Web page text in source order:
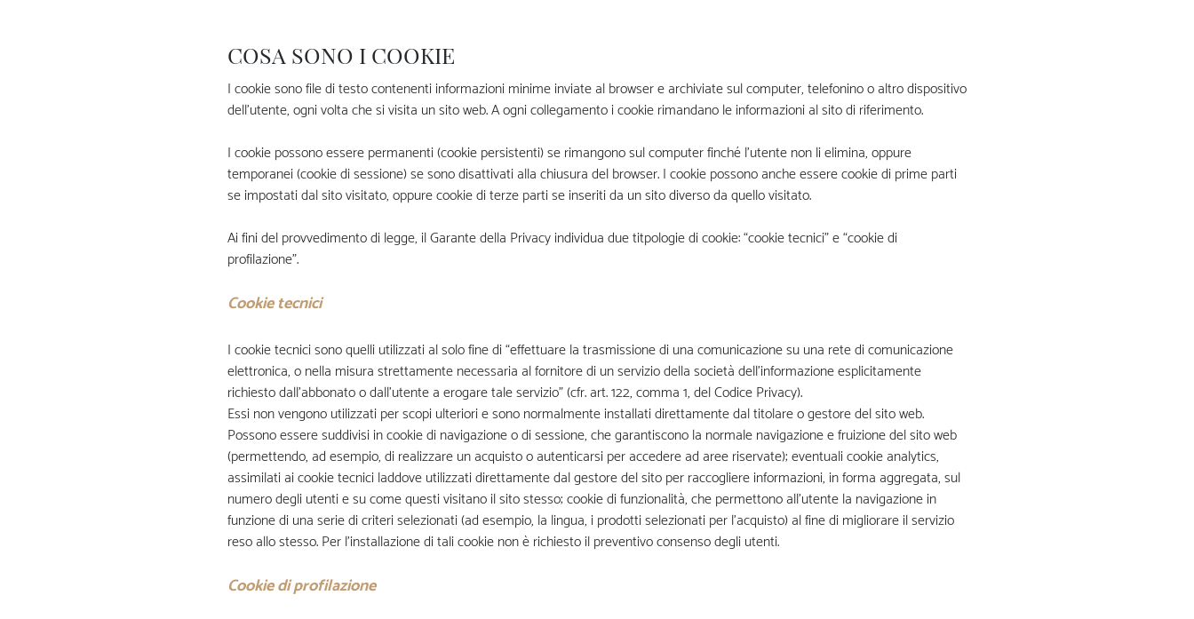
COSA SONO I COOKIE
I cookie sono file di testo contenenti informazioni minime inviate al browser e archiviate sul computer, telefonino o altro dispositivo
dell’utente, ogni volta che si visita un sito web. A ogni collegamento i cookie rimandano le informazioni al sito di riferimento.
I cookie possono essere permanenti (cookie persistenti) se rimangono sul computer finché l’utente non li elimina, oppure
temporanei (cookie di sessione) se sono disattivati alla chiusura del browser. I cookie possono anche essere cookie di prime parti
se impostati dal sito visitato, oppure cookie di terze parti se inseriti da un sito diverso da quello visitato.
Ai fini del provvedimento di legge, il Garante della Privacy individua due titpologie di cookie: “cookie tecnici” e “cookie di
profilazione”.
Cookie tecnici
I cookie tecnici sono quelli utilizzati al solo fine di “effettuare la trasmissione di una comunicazione su una rete di comunicazione
elettronica, o nella misura strettamente necessaria al fornitore di un servizio della società dell’informazione esplicitamente
richiesto dall’abbonato o dall’utente a erogare tale servizio” (cfr. art. 122, comma 1, del Codice Privacy).
Essi non vengono utilizzati per scopi ulteriori e sono normalmente installati direttamente dal titolare o gestore del sito web.
Possono essere suddivisi in cookie di navigazione o di sessione, che garantiscono la normale navigazione e fruizione del sito web
(permettendo, ad esempio, di realizzare un acquisto o autenticarsi per accedere ad aree riservate); eventuali cookie analytics,
assimilati ai cookie tecnici laddove utilizzati direttamente dal gestore del sito per raccogliere informazioni, in forma aggregata, sul
numero degli utenti e su come questi visitano il sito stesso; cookie di funzionalità, che permettono all’utente la navigazione in
funzione di una serie di criteri selezionati (ad esempio, la lingua, i prodotti selezionati per l’acquisto) al fine di migliorare il servizio
reso allo stesso. Per l’installazione di tali cookie non è richiesto il preventivo consenso degli utenti.
Cookie di profilazione